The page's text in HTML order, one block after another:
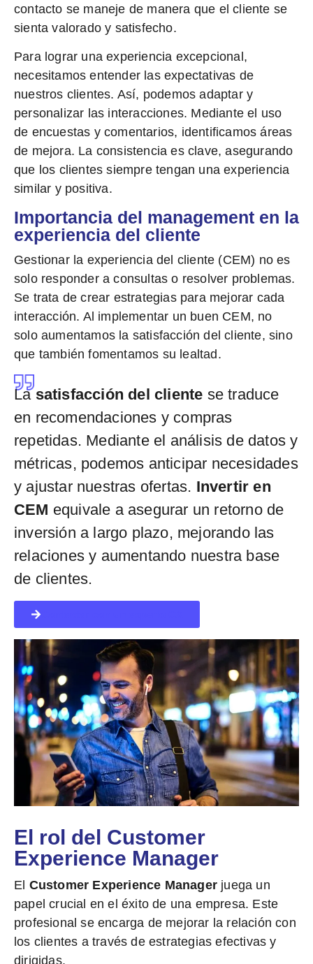
contacto se maneje de manera que el cliente se
sienta valorado y satisfecho.
Para lograr una experiencia excepcional,
necesitamos entender las expectativas de
nuestros clientes. Así, podemos adaptar y
personalizar las interacciones. Mediante el uso
de encuestas y comentarios, identificamos áreas
de mejora. La consistencia es clave, asegurando
que los clientes siempre tengan una experiencia
similar y positiva.
Importancia del management en la
experiencia del cliente
Gestionar la experiencia del cliente (CEM) no es
solo responder a consultas o resolver problemas.
Se trata de crear estrategias para mejorar cada
interacción. Al implementar un buen CEM, no
solo aumentamos la satisfacción del cliente, sino
que también fomentamos su lealtad.
La satisfacción del cliente se traduce
en recomendaciones y compras
repetidas. Mediante el análisis de datos y
métricas, podemos anticipar necesidades
y ajustar nuestras ofertas. Invertir en
CEM equivale a asegurar un retorno de
inversión a largo plazo, mejorando las
relaciones y aumentando nuestra base
de clientes.
El rol del Customer
Experience Manager
El Customer Experience Manager juega un
papel crucial en el éxito de una empresa. Este
profesional se encarga de mejorar la relación con
los clientes a través de estrategias efectivas y
dirigidas.